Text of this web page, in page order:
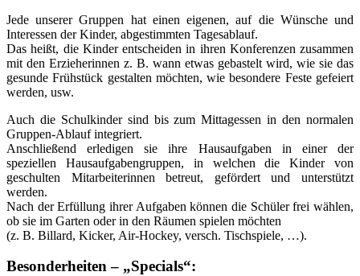
Jede unserer Gruppen hat einen eigenen, auf die Wünsche und
Interessen der Kinder, abgestimmten Tagesablauf.
Das heißt, die Kinder entscheiden in ihren Konferenzen zusammen
mit den Erzieherinnen z. B. wann etwas gebastelt wird, wie sie das
gesunde Frühstück gestalten möchten, wie besondere Feste gefeiert
werden, usw.
Auch die Schulkinder sind bis zum Mittagessen in den normalen
Gruppen-Ablauf integriert.
Anschließend erledigen sie ihre Hausaufgaben in einer der
speziellen Hausaufgabengruppen, in welchen die Kinder von
geschulten Mitarbeiterinnen betreut, gefördert und unterstützt
werden.
Nach der Erfüllung ihrer Aufgaben können die Schüler frei wählen,
ob sie im Garten oder in den Räumen spielen möchten
(z. B. Billard, Kicker, Air-Hockey, versch. Tischspiele, …).
Besonderheiten – „Specials“: